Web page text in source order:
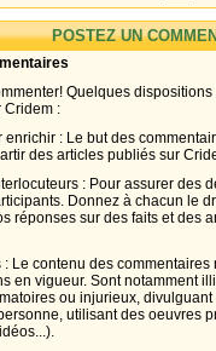
POSTEZ UN
Quelques
Cridem :
enrichir : Le but des
des articles publiés sur
: Pour assurer des
Donnez à chacun le
réponses sur des faits et des
Le contenu des
en vigueur. Sont notamment
ou injurieux,
utilisant des oeuvres